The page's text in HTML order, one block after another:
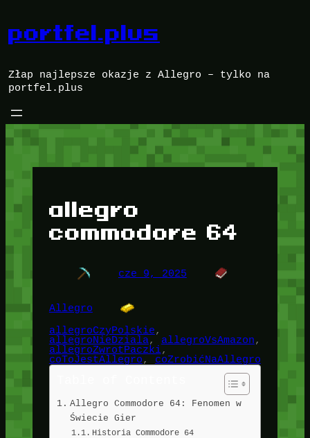
treści
portfel.plus
Złap najlepsze okazje z Allegro – tylko na
portfel.plus
allegro
commodore 64
cze 9, 2025
Allegro
allegroCzyPolskie
allegroNieDziala, allegroVsAmazon
allegroZwrotPaczki
coToJestAllegro, coZrobićNaAllegro
Allegro Commodore 64: Fenomen w
Świecie Gier
Historia Commodore 64